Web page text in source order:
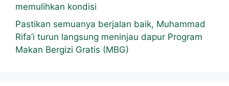
memulihkan kondisi
Pastikan semuanya berjalan baik, Muhammad
Rifa’i turun langsung meninjau dapur Program
Makan Bergizi Gratis (MBG)